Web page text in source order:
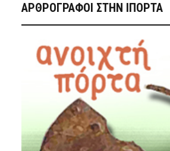
ΑΡΘΡΟΓΡΑΦΟΙ ΣΤΗΝ IΠΟΡΤΑ